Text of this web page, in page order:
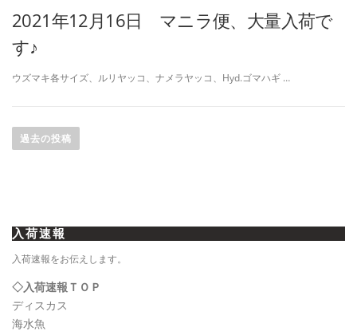
2021年12月16日 マニラ便、大量入荷で
す♪
ウズマキ各サイズ、ルリヤッコ、ナメラヤッコ、Hyd.ゴマハギ …
稿
シ
ョ
ン
過去の投稿
入荷速報
入荷速報をお伝えします。
◇入荷速報ＴＯＰ
ディスカス
海水魚